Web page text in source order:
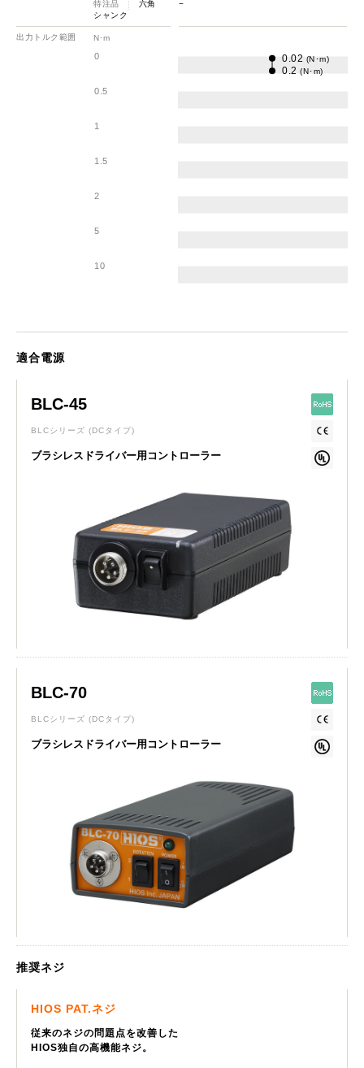
特注品
六角
シャンク
出力トルク範囲
0
0.5
1
1.5
2
5
10
N･m
−
0.02 (N･m)
0.2 (N･m)
適合電源
BLC-45
BLCシリーズ (DCタイプ)
ブラシレスドライバー用コントローラー
BLC-70
BLCシリーズ (DCタイプ)
ブラシレスドライバー用コントローラー
推奨ネジ
HIOS PAT.ネジ
従来のネジの問題点を改善した
HIOS独自の高機能ネジ。